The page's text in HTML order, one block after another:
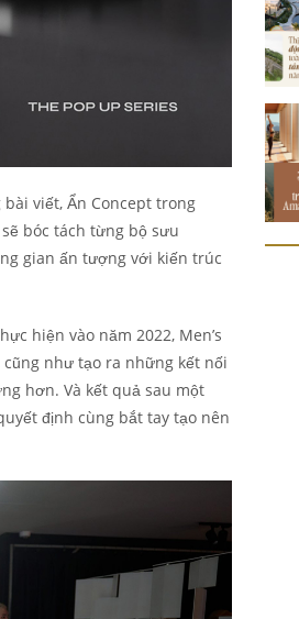
viết, Ẩn Concept trong
bóc tách từng bộ sưu
gian ấn tượng với kiến trúc
hiện vào năm 2022, Men’s
như tạo ra những kết nối
hơn. Và kết quả sau một
định cùng bắt tay tạo nên